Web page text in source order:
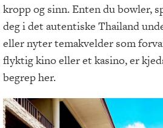
kropp og sinn. Enten du bowler,
deg i det autentiske Thailand
eller nyter temakvelder som
flyktig kino eller et kasino, er
begrep her.